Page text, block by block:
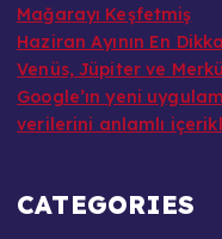
Mağarayı Keşfetmiş
Haziran Ayının En
Venüs, Jüpiter ve
Google’ın yeni
verilerini anlamlı
CATEGORIES